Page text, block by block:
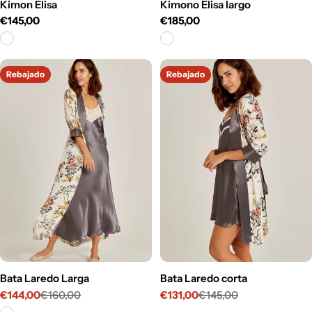
Kimon Elisa
Precio
habitual
€145,00
Kimono Elisa largo
Precio
habitual
€185,00
Rebajado
Bata Laredo Larga
Precio
€144,00
Precio
€160,00
Rebajado
Bata Laredo corta
Precio
€131,00
Precio €145,00